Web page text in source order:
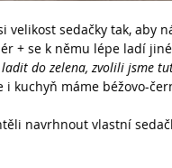
velikost sedačky tak, aby
+ se k němu lépe ladí
do zelena, zvolili jsme
i kuchyň máme béžovo-
navrhnout vlastní